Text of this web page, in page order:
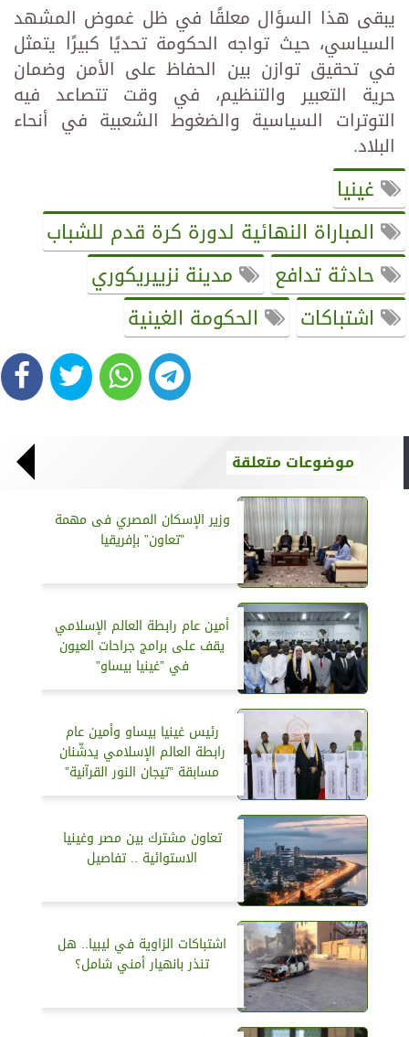
يبقى هذا السؤال معلقًا في ظل غموض المشهد
السياسي، حيث تواجه الحكومة تحديًا كبيرًا يتمثل
في تحقيق توازن بين الحفاظ على الأمن وضمان
حرية التعبير والتنظيم، في وقت تتصاعد فيه
التوترات السياسية والضغوط الشعبية في أنحاء
البلاد.
غينيا
المباراة النهائية لدورة كرة قدم للشباب
حادثة تدافع
مدينة نزييريكوري
اشتباكات
الحكومة الغينية
موضوعات متعلقة
وزير الإسكان المصري فى مهمة
”تعاون” بإفريقيا
أمين عام رابطة العالم الإسلامي
يقف على برامج جراحات العيون
في ”غينيا بيساو”
رئيس غينيا بيساو وأمين عام
رابطة العالم الإسلامي يدشّنان
مسابقة ”تيجان النور القرآنية”
تعاون مشترك بين مصر وغينيا
الاستوائية .. تفاصيل
اشتباكات الزاوية في ليبيا.. هل
تنذر بانهيار أمني شامل؟